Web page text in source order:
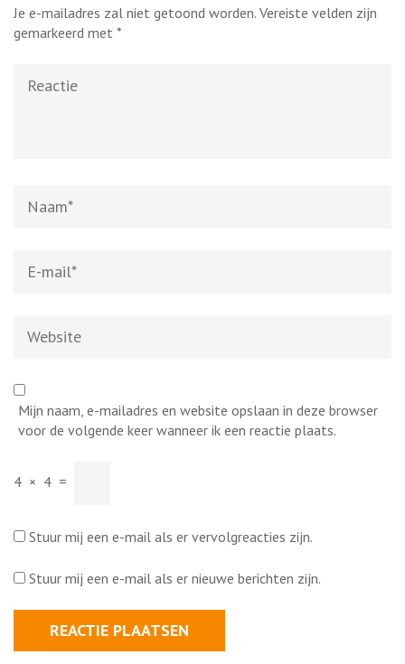
Je e-mailadres zal niet getoond worden. Vereiste velden zijn
gemarkeerd met *
mail*
Mijn naam, e-mailadres en website opslaan in deze browser
voor de volgende keer wanneer ik een reactie plaats.
4 × 4 =
Stuur mij een e-mail als er vervolgreacties zijn.
Stuur mij een e-mail als er nieuwe berichten zijn.